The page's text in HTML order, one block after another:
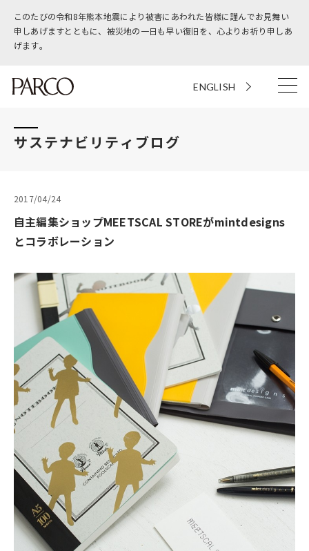
このたびの令和8年熊本地震により被害にあわれた皆様に謹んでお見舞い
申しあげますとともに、被災地の一日も早い復旧を、心よりお祈り申しあ
げます。
ENGLISH
サステナビリティブログ
2017/04/24
自主編集ショップMEETSCAL STOREがmintdesigns
とコラボレーション